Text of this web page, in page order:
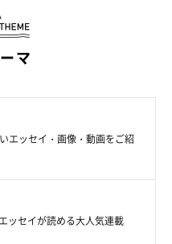
マ
エッセイ・画像・動画をご紹
ッセイが読める大人気連載